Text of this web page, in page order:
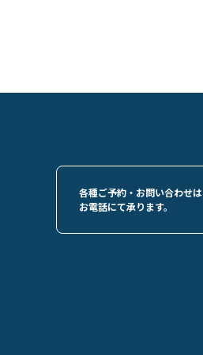
各種ご予約・お問い合わせは
お電話にて承ります。